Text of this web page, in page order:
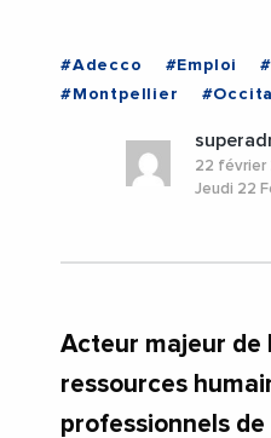
#Adecco #Emploi
#Montpellier
#Occitanie
22 février
Jeudi 22
Acteur majeur de
ressources
professionnels